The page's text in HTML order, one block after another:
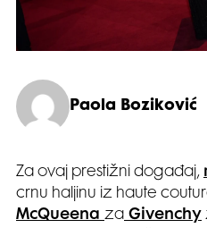
Paola Boziković
Za ovaj prestižni događaj,
crnu haljinu iz haute
McQueena za Givenchy